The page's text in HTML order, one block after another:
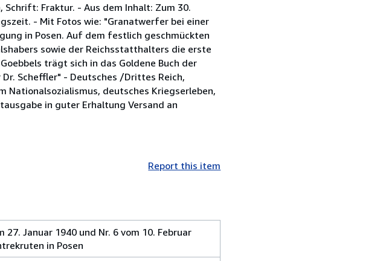
Fraktur. - Aus dem Inhalt: Zum 30.
- Mit Fotos wie: "Granatwerfer bei einer
in Posen. Auf dem festlich geschmückten
sowie der Reichsstatthalters die erste
trägt sich in das Goldene Buch der
Scheffler" - Deutsches /Drittes Reich,
Nationalsozialismus, deutsches Kriegserleben,
in guter Erhaltung Versand an
Report this item
Januar 1940 und Nr. 6 vom 10. Februar
in Posen